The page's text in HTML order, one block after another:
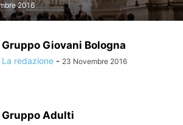
2016
Gruppo Giovani Bologna
La redazione - 23 Novembre 2016
Gruppo Adulti